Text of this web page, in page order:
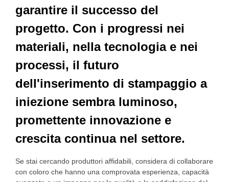
garantire il successo del
progetto. Con i progressi nei
materiali, nella tecnologia e nei
processi, il futuro
dell'inserimento di stampaggio a
iniezione sembra luminoso,
promettente innovazione e
crescita continua nel settore.
Se stai cercando produttori affidabili, considera di collaborare
con coloro che hanno una comprovata esperienza, capacità